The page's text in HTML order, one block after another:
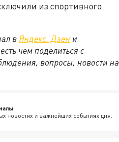
из спортивного
вЯндекс. Дзен и
чем поделиться с
вопросы, новости на
новостях и важнейших событиях дня.